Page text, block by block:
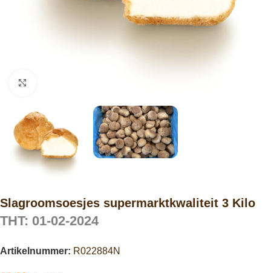
Slagroomsoesjes supermarktkwaliteit 3 Kilo
THT: 01-02-2024
Artikelnummer: R022884N